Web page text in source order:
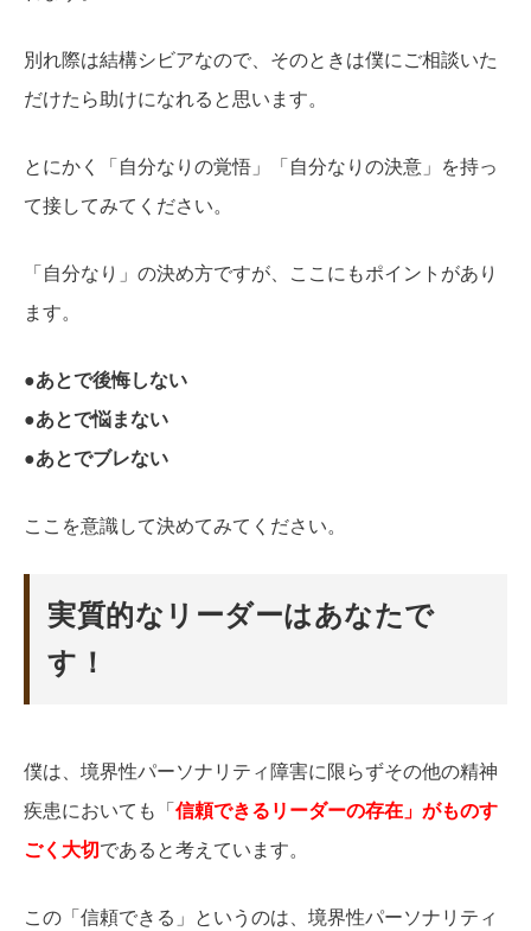
別れ際は結構シビアなので、そのときは僕にご相談いた
だけたら助けになれると思います。
とにかく「自分なりの覚悟」「自分なりの決意」を持っ
て接してみてください。
「自分なり」の決め方ですが、ここにもポイントがあり
ます。
●あとで後悔しない
●あとで悩まない
●あとでブレない
ここを意識して決めてみてください。
実質的なリーダーはあなたで
す！
僕は、境界性パーソナリティ障害に限らずその他の精神
疾患においても「 信頼できるリーダーの存在」がものす
ごく大切であると考えています。
この「信頼できる」というのは、境界性パーソナリティ